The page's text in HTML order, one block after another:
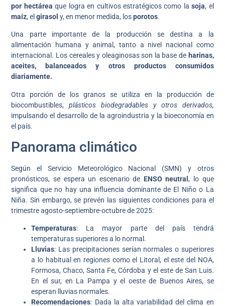
por hectárea que logra en cultivos estratégicos como lasoja, el
maíz, elgirasol y, en menor medida, losporotos.
Una parte importante de la producción se destina a la
alimentación humana y animal, tanto a nivel nacional como
internacional. Los cereales y oleaginosas son la base de harinas,
aceites, balanceados y otros productos consumidos
diariamente.
Otra porción de los granos se utiliza en la producción de
biocombustibles,plásticos biodegradables y otros derivados,
impulsando el desarrollo de la agroindustria y la bioeconomía en
el país.
Panorama climático
Según el Servicio Meteorológico Nacional (SMN) y otros
pronósticos, se espera un escenario de ENSO neutral, lo que
significa que no hay una influencia dominante de El Niño o La
Niña. Sin embargo, se prevén las siguientes condiciones para el
trimestre agosto-septiembre-octubre de 2025:
Temperaturas: La mayor parte del país tendrá
temperaturas superiores a lo normal.
Lluvias: Las precipitaciones serían normales o superiores
a lo habitual en regiones como el Litoral, el este del NOA,
Formosa, Chaco, Santa Fe, Córdoba y el este de San Luis.
En el sur, en La Pampa y el oeste de Buenos Aires, se
esperan lluvias normales.
Recomendaciones: Dada la alta variabilidad del clima en